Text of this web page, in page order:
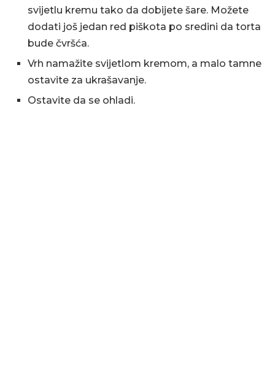
svijetlu kremu tako da dobijete šare. Možete
dodati još jedan red piškota po sredini da torta
bude čvršća.
Vrh namažite svijetlom kremom, a malo tamne
ostavite za ukrašavanje.
Ostavite da se ohladi.